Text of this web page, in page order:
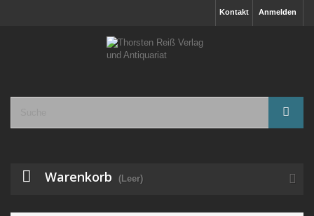
Anmelden
Kontakt
Warenkorb (Leer)